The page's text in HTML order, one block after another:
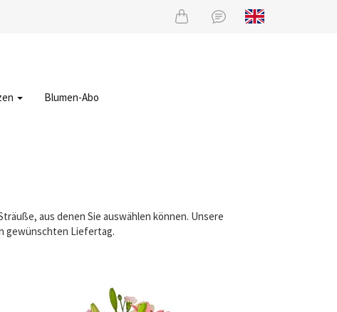
Blumen-Abo
aus denen Sie auswählen können. Unsere
gewünschten Liefertag.